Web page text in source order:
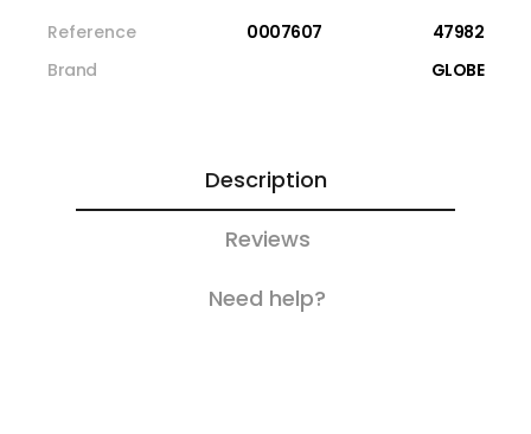
Reference 0007607
47982
Brand
GLOBE
Description
Reviews
Need help?